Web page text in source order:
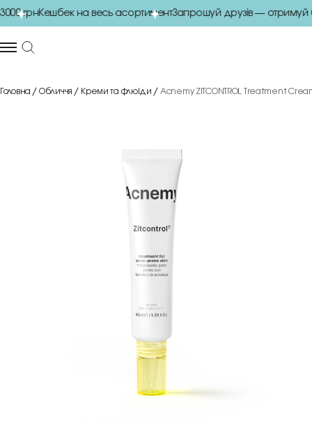
грнКешбек на весь асортиментЗапрошуй друзів — отримуй
Головна Обличчя Креми та флюіди Acnemy ZITCONTROL Treatment